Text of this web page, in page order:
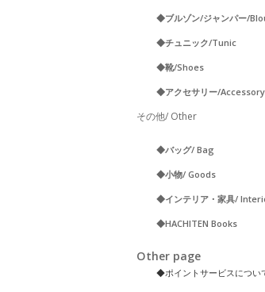
◆ブルゾン/ジャンパー/
◆チュニック/Tunic
◆靴/Shoes
◆アクセサリー/Accessory
その他/ Other
◆バッグ/ Bag
◆小物/ Goods
◆インテリア・家具/
◆HACHITEN Books
Other page
◆ポイントサービスについ